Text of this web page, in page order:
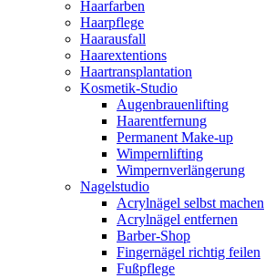
Haarfarben
Haarpflege
Haarausfall
Haarextentions
Haartransplantation
Kosmetik-Studio
Augenbrauenlifting
Haarentfernung
Permanent Make-up
Wimpernlifting
Wimpernverlängerung
Nagelstudio
Acrylnägel selbst machen
Acrylnägel entfernen
Barber-Shop
Fingernägel richtig feilen
Fußpflege